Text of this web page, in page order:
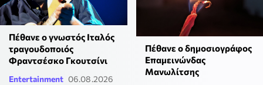
Πέθανε ο γνωστός Ιταλός
τραγουδοποιός
Φραντσέσκο Γκουτσίνι
Entertainment 06.08.2026
Πέθανε ο δημοσιογράφος
Επαμεινώνδας
Μανωλίτσης